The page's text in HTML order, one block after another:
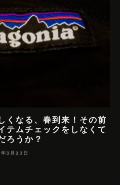
る、春到来！その前
チェックをしなくて
うか？
23日
釣り